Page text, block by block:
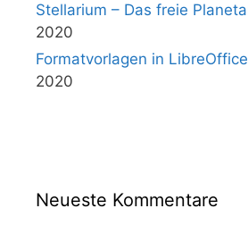
Stellarium – Das freie
2020
Formatvorlagen in
2020
Neueste Kommentare